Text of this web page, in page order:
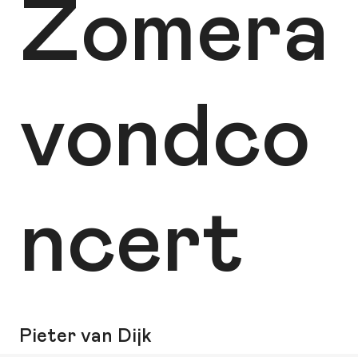
Zomera
vondco
ncert
Pieter van Dijk